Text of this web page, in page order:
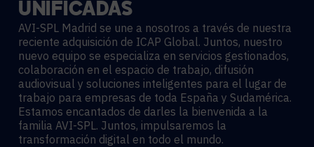
UNIFICADAS
AVI-SPL Madrid se une a nosotros a través de nuestra
reciente adquisición de ICAP Global. Juntos, nuestro
nuevo equipo se especializa en servicios gestionados,
colaboración en el espacio de trabajo, difusión
audiovisual y soluciones inteligentes para el lugar de
trabajo para empresas de toda España y Sudamérica.
Estamos encantados de darles la bienvenida a la
familia AVI-SPL. Juntos, impulsaremos la
transformación digital en todo el mundo.